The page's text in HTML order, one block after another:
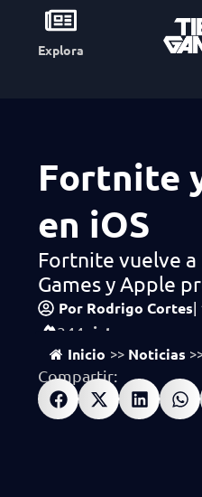
Explora
Fortnite
en iOS
Fortnite vuelve a
Games y Apple
Por Rodrigo Cortes|
344 vistas
Inicio >> Noticias
Compartir: